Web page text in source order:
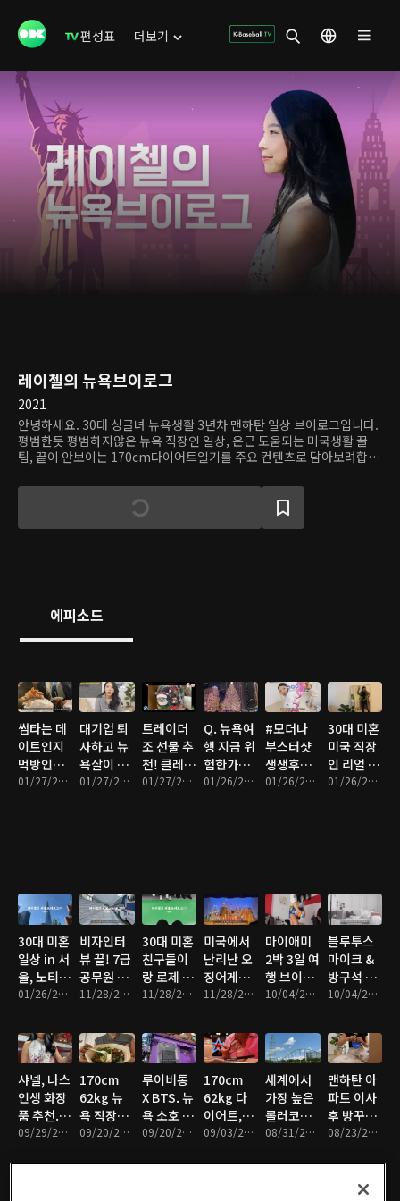
편성표 더보기
레이첼의 뉴욕브이로그
2021
안녕하세요. 30대 싱글녀 뉴욕생활 3년차 맨하탄 일상 브이로그입니다.
평범한듯 평범하지않은 뉴욕 직장인 일상, 은근 도움되는 미국생활 꿀
팁, 끝이 안보이는 170cm다이어트일기를 주요 컨텐츠로 담아보려합니
에피소드
썸타는 데
이트인지
먹방인지
헷갈리는01/27/2022 • 9분
대기업 퇴
사하고 뉴
욕살이 하
게된 썰,01/27/2022 • 16분
트레이더
조 선물 추
천! 클레이
밍 첫도전,
그,
170cm 다
이어트
01/27/2022 • 11분
Q. 뉴욕여
행 지금 위
험한가요?
역대급 화
01/26/2022 • 4분
#모더나
부스터샷
생생후기,
백신 1,201/26/2022 • 9분
30대 미혼
미국 직장
인 리얼 일
상 브이로
01/26/2022 • 12분
30대 미혼
일상 in 서
울, 노티드
도넛 후기
2녀 장점)
곧 100세
할머니댁
방문 대구
브이로그
01/26/2022 • 10분
비자인터
뷰 끝! 7급
공무원 시
험 끝난 동
펑 놀기,
경복궁 나
들이, 숙대
돈까스 맛
집 오제제,
서촌 칸다
소바
11/28/2021 • 4분
30대 미혼
친구들이
랑 로제 떡
볶이 먹으
는 서울브
이로그
(Feat. 여
의도 투룸
집들이, 3
년 만의 한
국 방문,
11/28/2021 • 9분
미국에서
난리난 오
징어게임
칼퇴하고
이언킹 뮤
지컬 4만
원에 보는
꿀팁+깜짝
발표
11/28/2021 • 7분
마이애미
2박 3일 여
행 브이로
그, 악어투
비치, 마이
애미맛집
10/04/2021 • 10분
블루투스
마이크 &
방구석 노
래방, 뉴욕
집 추천
10/04/2021 • 9분
샤넬, 나스
인생 화장
품 추천.
뉴욕 최애
집, 젤라
09/29/2021 • 11분
170cm
62kg 뉴
욕 직장인
의 단골 점
천!(ft.다
09/20/2021 • 11분
루이비통
X BTS. 뉴
욕 소호 루
이비통 팝
09/20/2021 • 7분
170cm
62kg 다
이어트,
+4kg 요
키, 냉면,
09/03/2021 • 11분
세계에서
가장 높은
롤러코스
터 킹다카
뉴저지 식
08/31/2021 • 8분
맨하탄 아
파트 이사
후 방꾸미
기, 무조건
이케아 인
테리어 생
08/23/2021 • 12분